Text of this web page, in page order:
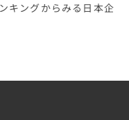
キングからみる日本企